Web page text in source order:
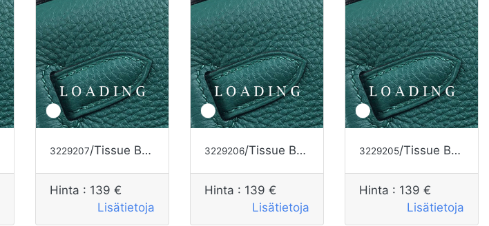
3229207/Tissue Box alkaen HERMES
Hinta : 139 €
Lisätietoja
3229206/Tissue Box alkaen HERMES
Hinta : 139 €
Lisätietoja
3229205/Tissue Box alkaen HERMES
Hinta : 139 €
Lisätietoja